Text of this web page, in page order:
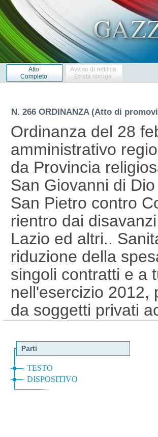
Atto
Completo
Avviso di rettifica
Errata corrige
N. 266 ORDINANZA (Atto di
Ordinanza del 28
amministrativo
da Provincia
San Giovanni di
San Pietro contro
rientro dai
Lazio ed altri..
riduzione della
singoli contratti e a
nell'esercizio 2012,
da soggetti privati
una riduzione
misura percentuale
dalla Provincia
l'anno 2011, dello